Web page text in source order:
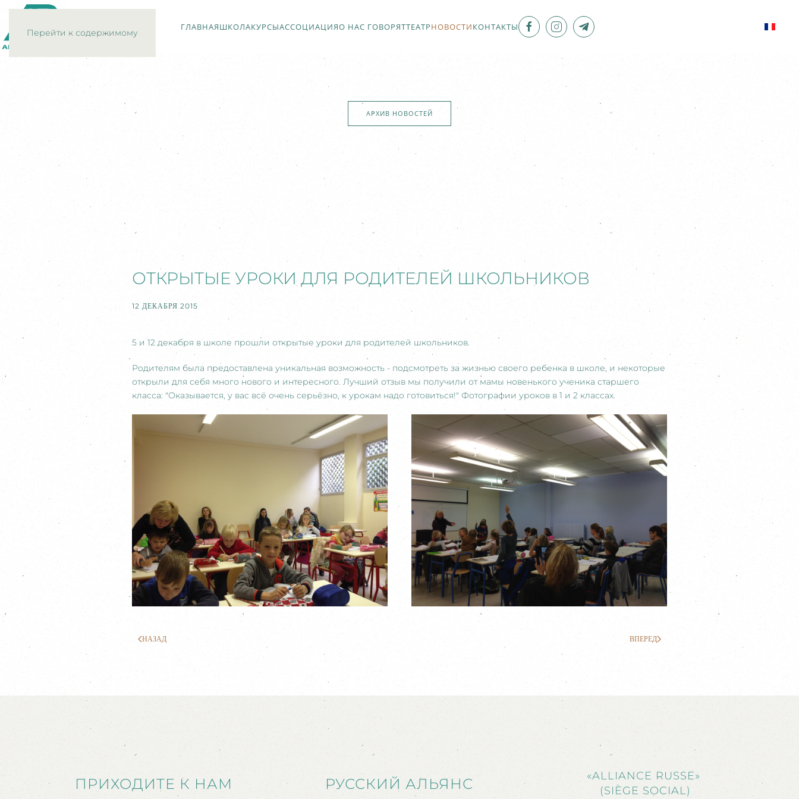
Перейти к содержимому
ГЛАВНАЯШКОЛАКУРСЫАССОЦИАЦИЯО НАС ГОВОРЯТТЕАТРНОВОСТИКОНТАКТЫ
АРХИВ НОВОСТЕЙ
ОТКРЫТЫЕ УРОКИ ДЛЯ РОДИТЕЛЕЙ ШКОЛЬНИКОВ
12 ДЕКАБРЯ 2015
5 и 12 декабря в школе прошли открытые уроки для родителей школьников.
Родителям была предоставлена уникальная возможность - подсмотреть за жизнью своего ребенка в школе, и некоторые
открыли для себя много нового и интересного. Лучший отзыв мы получили от мамы новенького ученика старшего
класса: "Оказывается, у вас всё очень серьёзно, к урокам надо готовиться!" Фотографии уроков в 1 и 2 классах.
НАЗАД ВПЕРЕД
ПРИХОДИТЕ К НАМ РУССКИЙ АЛЬЯНС
«ALLIANCE RUSSE»
(SIÈGE SOCIAL)